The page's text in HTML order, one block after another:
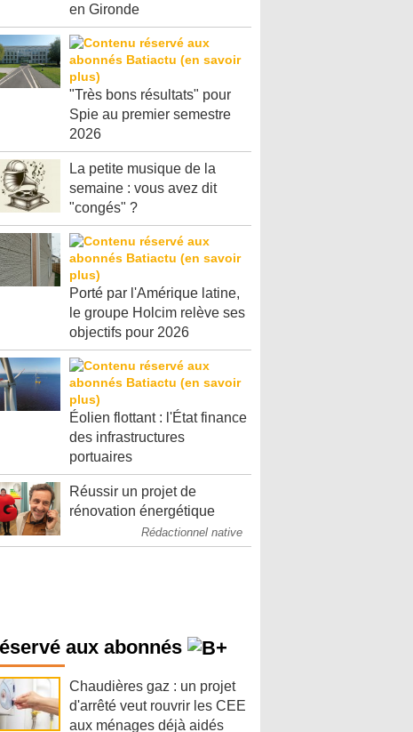
en Gironde
"Très bons résultats" pour
Spie au premier semestre
2026
La petite musique de la
semaine : vous avez dit
"congés" ?
Porté par l'Amérique latine,
le groupe Holcim relève ses
objectifs pour 2026
Éolien flottant : l'État finance
des infrastructures
portuaires
Réussir un projet de
rénovation énergétique
Rédactionnel native
aux abonnés
Chaudières gaz : un projet
d'arrêté veut rouvrir les CEE
aux ménages déjà aidés